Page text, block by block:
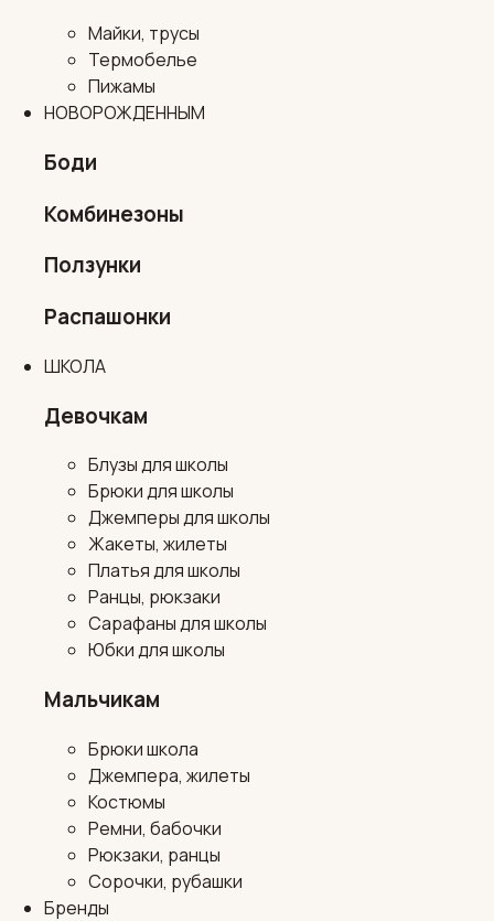
Майки, трусы
Термобелье
Пижамы
НОВОРОЖДЕННЫМ
Боди
Комбинезоны
Ползунки
Распашонки
ШКОЛА
Девочкам
Блузы для школы
Брюки для школы
Джемперы для школы
Жакеты, жилеты
Платья для школы
Ранцы, рюкзаки
Сарафаны для школы
Юбки для школы
Мальчикам
Брюки школа
Джемпера, жилеты
Костюмы
Ремни, бабочки
Рюкзаки, ранцы
Сорочки, рубашки
Бренды